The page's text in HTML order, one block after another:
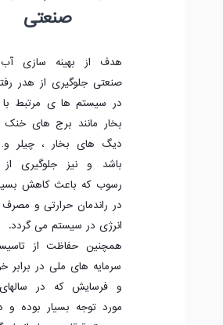
صنعتی
هدف از بهینه سازی
صنعتی جلوگیری از هدر
در سیستم ها ی مرتبط
بخار مانند برج های خنک
دیگ های بخار ، چیلر
باشد و نیز جلوگیری از
رسوب که باعث کاهش
در راندمان حرارتی و مصرف
انرژی در سیستم می گردد.
همچنین حفاظت از
سرمایه های ملی در برابر
و فرسایش که در سالهای
مورد توجه بسیار بوده و